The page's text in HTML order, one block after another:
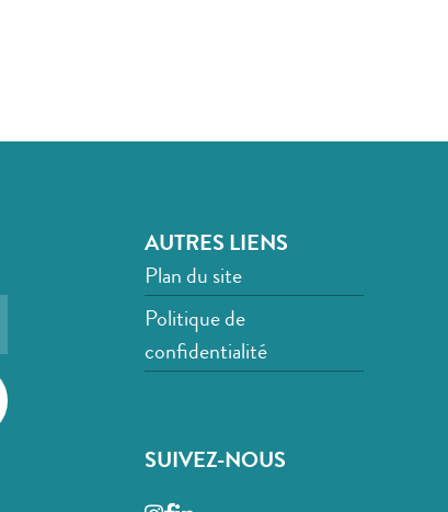
AUTRES LIENS
Plan du site
Politique de
confidentialité
SUIVEZ-NOUS